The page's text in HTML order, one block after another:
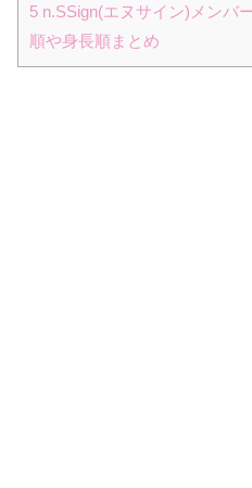
5 n.SSign(エヌサイン)メンバ
順や身長順まとめ